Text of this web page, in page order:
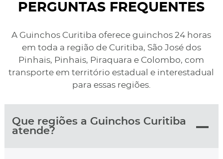
PERGUNTAS FREQUENTES
A Guinchos Curitiba oferece guinchos 24 horas
em toda a região de Curitiba, São José dos
Pinhais, Pinhais, Piraquara e Colombo, com
transporte em território estadual e interestadual
para essas regiões.
Que regiões a Guinchos Curitiba
atende?